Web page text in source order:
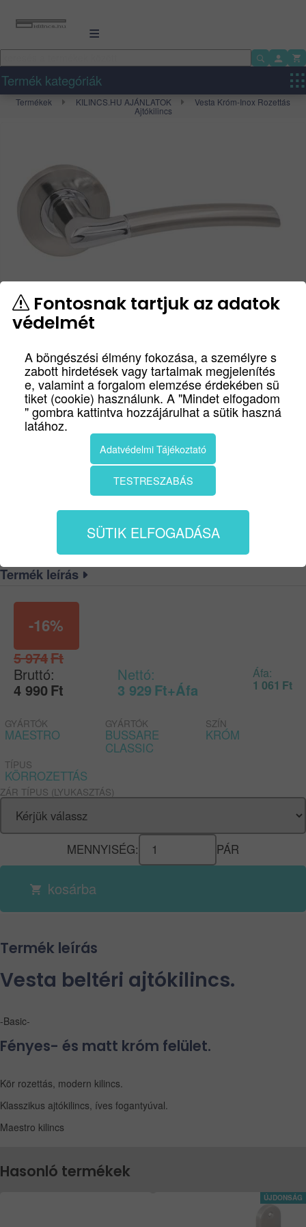
Termék kategóriák
Termékek KILINCS.HU AJÁNLATOK Vesta Króm-Inox Rozettás
Ajtókilincs
VESTA KRÓM-INOX
ROZETTÁS AJTÓKILINCS
00001205_vesta_rozettas_kilincs_krom
Maestro Vesta. -Basic- Rozettás, beltéri ajtókilincs, fényes-
és matt króm felülettel. Kör rozettás, beltéri, alumínium
Termék leírás
-16%
5 974Ft
Bruttó:
4 990Ft
Nettó:
3 929 Ft+Áfa
Áfa:
1 061 Ft
GYÁRTÓK
MAESTRO
GYÁRTÓK
BUSSARE
CLASSIC
SZÍN
KRÓM
TÍPUS
KÖRROZETTÁS
ZÁR TÍPUS (LYUKASZTÁS)
MENNYISÉG: PÁR
kosárba
Termék leírás
Vesta beltéri ajtókilincs.
-Basic-
Fényes- és matt króm felület.
Kör rozettás, modern kilincs.
Klasszikus ajtókilincs, íves fogantyúval.
Maestro kilincs
Hasonló termékek
Fontosnak tartjuk az adatok
védelmét
A böngészési élmény fokozása, a személyre s
zabott hirdetések vagy tartalmak megjelenítés
e, valamint a forgalom elemzése érdekében sü
tiket (cookie) használunk. A "Mindet elfogadom
" gombra kattintva hozzájárulhat a sütik haszná
latához.
Adatvédelmi Tájékoztató
TESTRESZABÁS
SÜTIK ELFOGADÁSA